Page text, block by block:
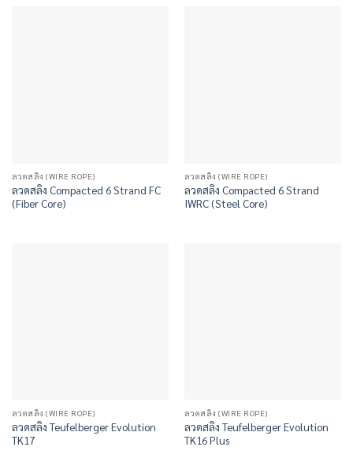
ลวดสลิง (WIRE ROPE)
ลวดสลิง Compacted 6 Strand FC
(Fiber Core)
ลวดสลิง (WIRE ROPE)
ลวดสลิง Compacted 6 Strand
IWRC (Steel Core)
ลวดสลิง (WIRE ROPE)
ลวดสลิง Teufelberger Evolution
TK17
ลวดสลิง (WIRE ROPE)
ลวดสลิง Teufelberger Evolution
TK16 Plus